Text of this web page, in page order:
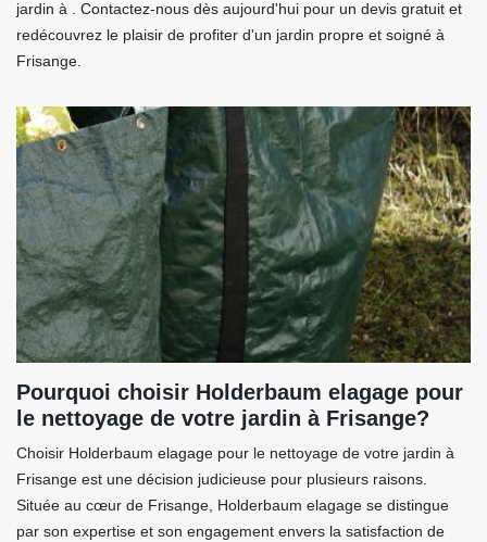
jardin à . Contactez-nous dès aujourd'hui pour un devis gratuit et
redécouvrez le plaisir de profiter d'un jardin propre et soigné à
Frisange.
Pourquoi choisir Holderbaum elagage pour
le nettoyage de votre jardin à Frisange?
Choisir Holderbaum elagage pour le nettoyage de votre jardin à
Frisange est une décision judicieuse pour plusieurs raisons.
Située au cœur de Frisange, Holderbaum elagage se distingue
par son expertise et son engagement envers la satisfaction de